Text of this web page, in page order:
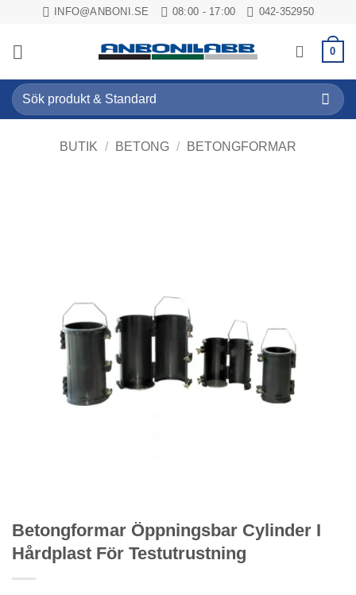
content
INFO@ANBONI.SE 08:00 - 17:00 042-352950
0
Sök
efter:
BUTIK / BETONG / BETONGFORMAR
Betongformar Öppningsbar Cylinder I
Hårdplast För Testutrustning